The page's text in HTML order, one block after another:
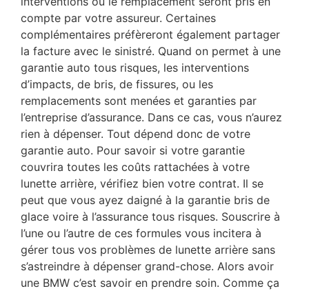
compte par votre assureur. Certaines
complémentaires préfèreront également partager
la facture avec le sinistré. Quand on permet à une
garantie auto tous risques, les interventions
d’impacts, de bris, de fissures, ou les
remplacements sont menées et garanties par
l’entreprise d’assurance. Dans ce cas, vous n’aurez
rien à dépenser. Tout dépend donc de votre
garantie auto. Pour savoir si votre garantie
couvrira toutes les coûts rattachées à votre
lunette arrière, vérifiez bien votre contrat. Il se
peut que vous ayez daigné à la garantie bris de
glace voire à l’assurance tous risques. Souscrire à
l’une ou l’autre de ces formules vous incitera à
gérer tous vos problèmes de lunette arrière sans
s’astreindre à dépenser grand-chose. Alors avoir
une BMW c’est savoir en prendre soin. Comme ça